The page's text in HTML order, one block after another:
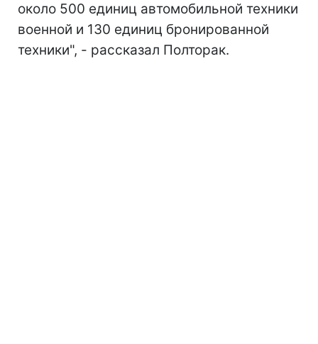
около 500 единиц автомобильной техники
военной и 130 единиц бронированной
техники", - рассказал Полторак.